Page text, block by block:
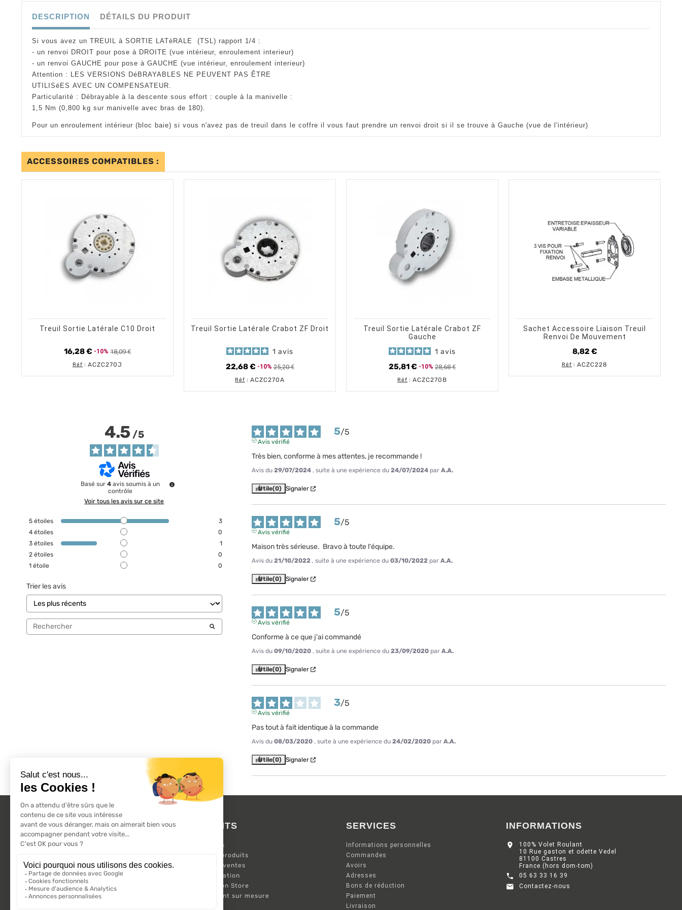
DESCRIPTION DÉTAILS DU PRODUIT
Si vous avez un TREUIL à SORTIE LATèRALE (TSL) rapport 1/4 :
- un renvoi DROIT pour pose à DROITE (vue intérieur, enroulement interieur)
- un renvoi GAUCHE pour pose à GAUCHE (vue intérieur, enroulement interieur)
Attention : LES VERSIONS DéBRAYABLES NE PEUVENT PAS ÊTRE
UTILISéES AVEC UN COMPENSATEUR.
Particularité : Débrayable à la descente sous effort : couple à la manivelle :
1,5 Nm (0,800 kg sur manivelle avec bras de 180).
Pour un enroulement intérieur (bloc baie) si vous n'avez pas de treuil dans le coffre il vous faut prendre un renvoi droit si il se trouve à Gauche (vue de l'intérieur)
ACCESSOIRES COMPATIBLES :
Treuil Sortie Latérale C10 Droit
16,28 € Prix de base
-10% 18,09 €
Prix
Réf : ACZC270J
Treuil Sortie Latérale Crabot ZF Droit
1 avis
22,68 € Prix de base
-10% 25,20 €
Prix
Réf : ACZC270A
Treuil Sortie Latérale Crabot ZF
Gauche
1 avis
25,81 € Prix de base
-10% 28,68 €
Prix
Réf : ACZC270B
Sachet Accessoire Liaison Treuil
Renvoi De Mouvement
8,82 €
Prix
Réf : ACZC228
4.5/5
Basé sur 4 avis soumis à un
contrôle
Voir tous les avis sur ce site
5 étoiles
3
4 étoiles
0
3 étoiles
1
2 étoiles
0
1 étoile 0
Trier les avis
5/5
Avis vérifié
Très bien, conforme à mes attentes, je recommande !
Avis du 29/07/2024 , suite à une expérience du 24/07/2024 par A.A.
Utile(0) Signaler
5/5
Avis vérifié
Maison très sérieuse.  Bravo à toute l'équipe.
Avis du 21/10/2022 , suite à une expérience du 03/10/2022 par A.A.
Utile(0) Signaler
5/5
Avis vérifié
Conforme à ce que j'ai commandé
Avis du 09/10/2020 , suite à une expérience du 23/09/2020 par A.A.
Utile(0) Signaler
3/5
Avis vérifié
Pas tout à fait identique à la commande
Avis du 08/03/2020 , suite à une expérience du 24/02/2020 par A.A.
Utile(0) Signaler
L'ACTU 100%
VOLET ROULANT
Suivez-nous sur les réseaux sociaux.
PRODUITS
Promotions
Nouveaux produits
Meilleures ventes
Kit Motorisation
Motorisation Store
Volet roulant sur mesure
SERVICES
Informations personnelles
Commandes
Avoirs
Adresses
Bons de réduction
Paiement
Livraison
INFORMATIONS

100% Volet Roulant
10 Rue gaston et odette Vedel
81100 Castres
France (hors dom-tom)
 05 63 33 16 39
 Contactez-nous